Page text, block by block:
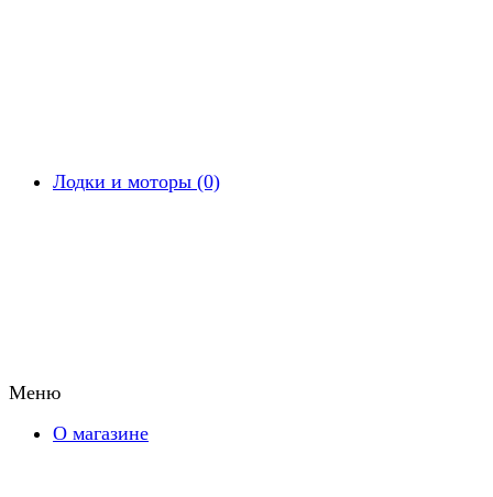
Лодки и моторы (0)
Меню
О магазине